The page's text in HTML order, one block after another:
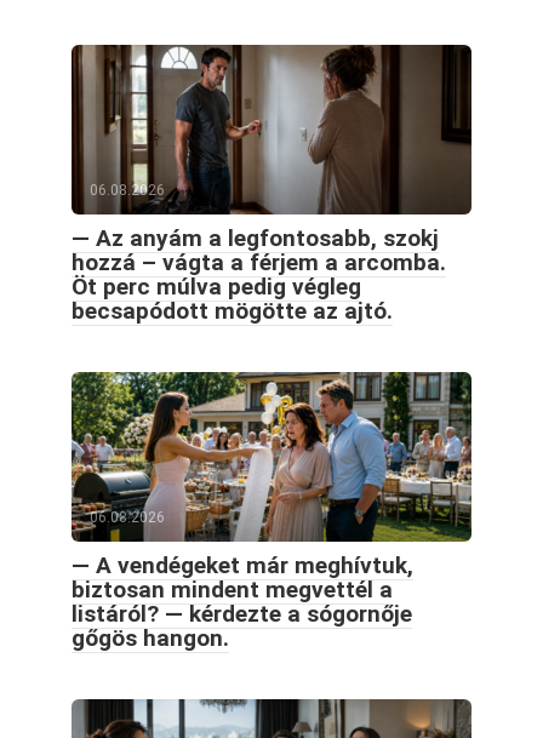
06.08.2026
— Az anyám a legfontosabb, szokj
hozzá – vágta a férjem a arcomba.
Öt perc múlva pedig végleg
becsapódott mögötte az ajtó.
06.08.2026
— A vendégeket már meghívtuk,
biztosan mindent megvettél a
listáról? — kérdezte a sógornője
gőgös hangon.